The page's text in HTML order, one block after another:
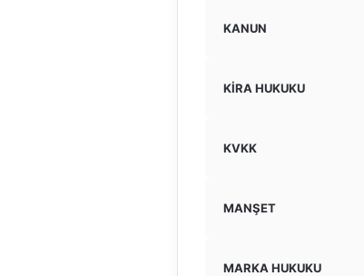
KANUN
KİRA HUKUKU
KVKK
MANŞET
MARKA HUKUKU